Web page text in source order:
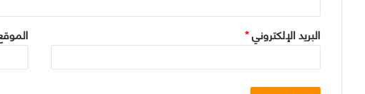
البريد الإلكتروني*